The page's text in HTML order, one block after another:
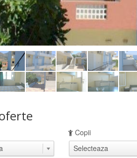
Copii